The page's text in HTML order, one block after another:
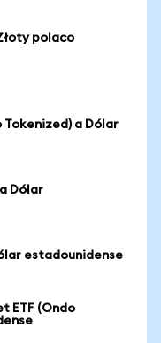
polaco
Tokenized) a Dólar
Dólar
estadounidense
ETF (Ondo